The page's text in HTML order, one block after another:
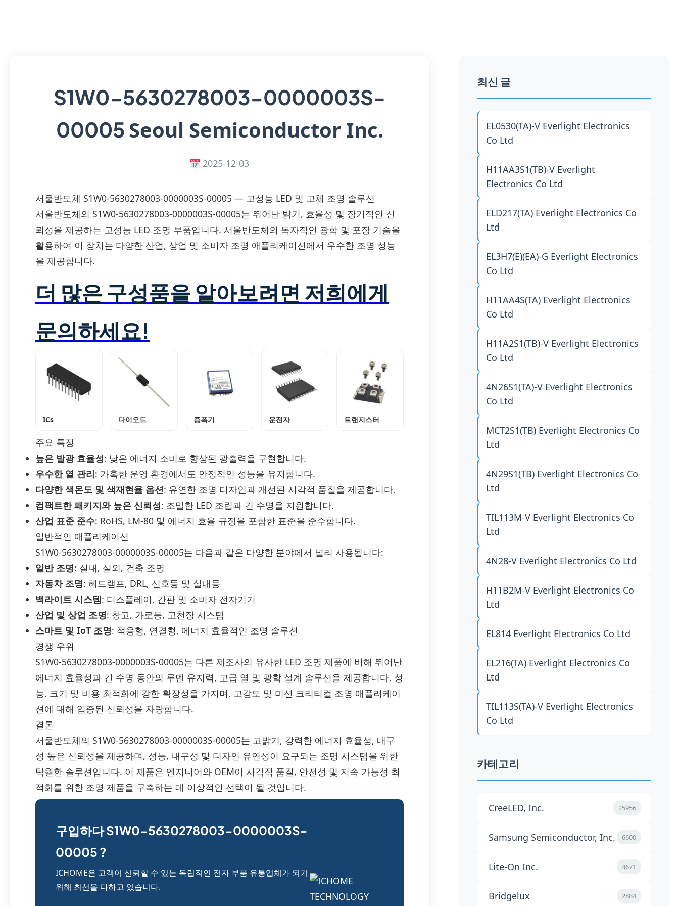
S1W0-5630278003-0000003S-
00005Seoul Semiconductor Inc.
2025-12-03
서울반도체 S1W0-5630278003-0000003S-00005 — 고성능 LED 및 고체 조명 솔루션
서울반도체의 S1W0-5630278003-0000003S-00005는 뛰어난 밝기, 효율성 및 장기적인 신
뢰성을 제공하는 고성능 LED 조명 부품입니다. 서울반도체의 독자적인 광학 및 포장 기술을
활용하여 이 장치는 다양한 산업, 상업 및 소비자 조명 애플리케이션에서 우수한 조명 성능
을 제공합니다.
더 많은 구성품을 알아보려면 저희에게
문의하세요!
ICs 다이오드 증폭기 운전자 트랜지스터
주요 특징
높은 발광 효율성: 낮은 에너지 소비로 향상된 광출력을 구현합니다.
우수한 열 관리: 가혹한 운영 환경에서도 안정적인 성능을 유지합니다.
다양한 색온도 및 색재현율 옵션: 유연한 조명 디자인과 개선된 시각적 품질을 제공합니다.
컴팩트한 패키지와 높은 신뢰성: 조밀한 LED 조립과 긴 수명을 지원합니다.
산업 표준 준수: RoHS, LM-80 및 에너지 효율 규정을 포함한 표준을 준수합니다.
일반적인 애플리케이션
S1W0-5630278003-0000003S-00005는 다음과 같은 다양한 분야에서 널리 사용됩니다:
일반 조명: 실내, 실외, 건축 조명
자동차 조명: 헤드램프, DRL, 신호등 및 실내등
백라이트 시스템: 디스플레이, 간판 및 소비자 전자기기
산업 및 상업 조명: 창고, 가로등, 고천장 시스템
스마트 및 IoT 조명: 적응형, 연결형, 에너지 효율적인 조명 솔루션
경쟁 우위
S1W0-5630278003-0000003S-00005는 다른 제조사의 유사한 LED 조명 제품에 비해 뛰어난
에너지 효율성과 긴 수명 동안의 루멘 유지력, 고급 열 및 광학 설계 솔루션을 제공합니다. 성
능, 크기 및 비용 최적화에 강한 확장성을 가지며, 고강도 및 미션 크리티컬 조명 애플리케이
션에 대해 입증된 신뢰성을 자랑합니다.
결론
서울반도체의 S1W0-5630278003-0000003S-00005는 고밝기, 강력한 에너지 효율성, 내구
성 높은 신뢰성을 제공하며, 성능, 내구성 및 디자인 유연성이 요구되는 조명 시스템을 위한
탁월한 솔루션입니다. 이 제품은 엔지니어와 OEM이 시각적 품질, 안전성 및 지속 가능성 최
적화를 위한 조명 제품을 구축하는 데 이상적인 선택이 될 것입니다.
구입하다 S1W0-5630278003-0000003S-
00005 ?
ICHOME은 고객이 신뢰할 수 있는 독립적인 전자 부품 유통업체가 되기
위해 최선을 다하고 있습니다.
최신 글
EL0530(TA)-V Everlight Electronics
Co Ltd
H11AA3S1(TB)-V Everlight
Electronics Co Ltd
ELD217(TA) Everlight Electronics Co
Ltd
EL3H7(E)(EA)-G Everlight Electronics
Co Ltd
H11AA4S(TA) Everlight Electronics
Co Ltd
H11A2S1(TB)-V Everlight Electronics
Co Ltd
4N26S1(TA)-V Everlight Electronics
Co Ltd
MCT2S1(TB) Everlight Electronics Co
Ltd
4N29S1(TB) Everlight Electronics Co
Ltd
TIL113M-V Everlight Electronics Co
Ltd
4N28-V Everlight Electronics Co Ltd
H11B2M-V Everlight Electronics Co
Ltd
EL814 Everlight Electronics Co Ltd
EL216(TA) Everlight Electronics Co
Ltd
TIL113S(TA)-V Everlight Electronics
Co Ltd
카테고리
CreeLED, Inc. 25956
Samsung Semiconductor, Inc. 6600
Lite-On Inc. 4671
Bridgelux 2884